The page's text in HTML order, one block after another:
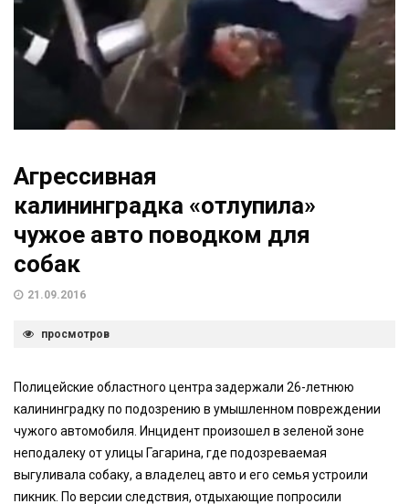
Агрессивная
калининградка «отлупила»
чужое авто поводком для
собак
21.09.2016
просмотров
Полицейские областного центра задержали 26-летнюю
калининградку по подозрению в умышленном повреждении
чужого автомобиля. Инцидент произошел в зеленой зоне
неподалеку от улицы Гагарина, где подозреваемая
выгуливала собаку, а владелец авто и его семья устроили
пикник. По версии следствия, отдыхающие попросили